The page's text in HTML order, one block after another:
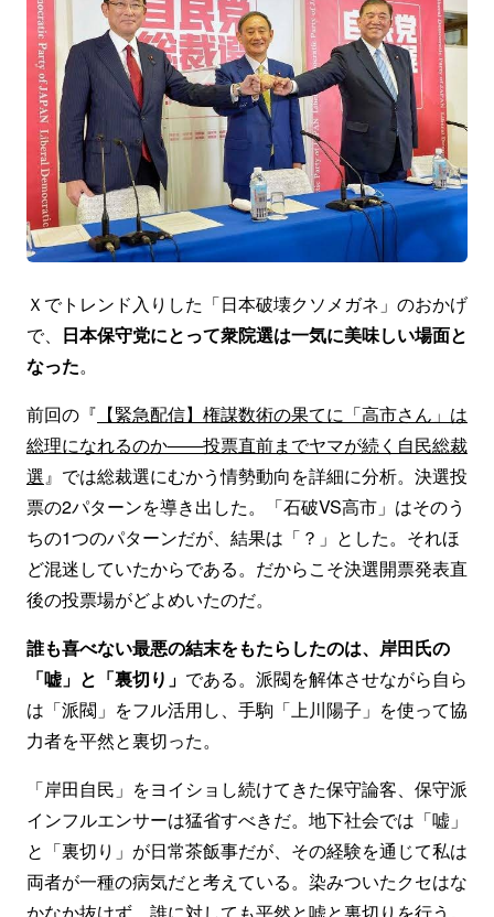
Ｘでトレンド入りした「日本破壊クソメガネ」のおかげ
で、 日本保守党にとって衆院選は一気に美味しい場面と
なった。
前回の『 【緊急配信】権謀数術の果てに「高市さん」は
総理になれるのか――投票直前までヤマが続く自民総裁
選』では総裁選にむかう情勢動向を詳細に分析。決選投
票の2パターンを導き出した。「石破VS高市」はそのう
ちの1つのパターンだが、結果は「？」とした。それほ
ど混迷していたからである。だからこそ決選開票発表直
後の投票場がどよめいたのだ。
誰も喜べない最悪の結末をもたらしたのは、岸田氏の
「嘘」と「裏切り」 である。派閥を解体させながら自ら
は「派閥」をフル活用し、手駒「上川陽子」を使って協
力者を平然と裏切った。
「岸田自民」をヨイショし続けてきた保守論客、保守派
インフルエンサーは猛省すべきだ。地下社会では「嘘」
と「裏切り」が日常茶飯事だが、その経験を通じて私は
両者が一種の病気だと考えている。染みついたクセはな